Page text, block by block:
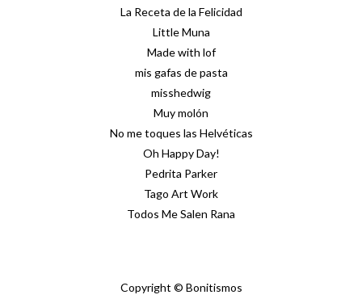
La Receta de la Felicidad
Little Muna
Made with lof
mis gafas de pasta
misshedwig
Muy molón
No me toques las Helvéticas
Oh Happy Day!
Pedrita Parker
Tago Art Work
Todos Me Salen Rana
Copyright © Bonitismos